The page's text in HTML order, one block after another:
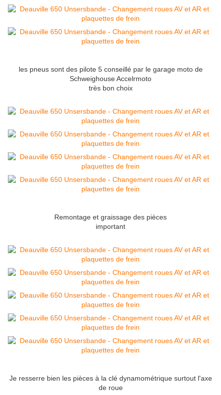
les pneus sont des pilote 5 conseillé par le garage moto de
Schweighouse Accelrmoto
très bon choix
Remontage et graissage des pièces
important
Je resserre bien les pièces à la clé dynamométrique surtout l'axe
de roue